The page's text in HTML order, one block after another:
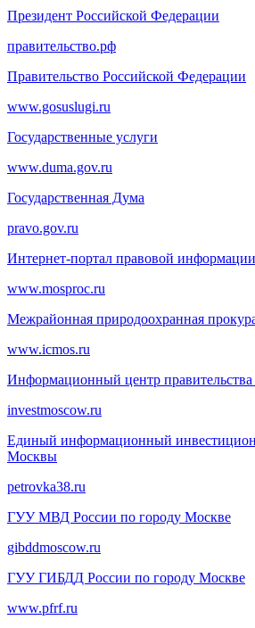
Президент Российской Федерации
правительство.рф
Правительство Российской Федерации
www.gosuslugi.ru
Государственные услуги
www.duma.gov.ru
Государственная Дума
pravo.gov.ru
Интернет-портал правовой информации
www.mosproc.ru
Межрайонная природоохранная
www.icmos.ru
Информационный центр
investmoscow.ru
Единый информационный
Москвы
petrovka38.ru
ГУУ МВД России по городу Москве
gibddmoscow.ru
ГУУ ГИБДД России по городу Москве
www.pfrf.ru